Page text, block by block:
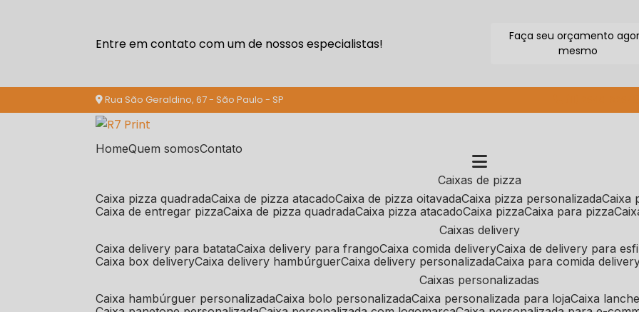
Entre em contato com um de nossos especialistas!
Faça seu orçamento
mesmo
Rua São Geraldino, 67 - São Paulo - SP
Home Quem somos Contato
caixas de pizza
caixa pizza quadrada caixa de pizza atacado caixa de pizza oitavada caixa pizza personalizada
caixa de entregar pizza caixa de pizza quadrada caixa pizza atacado caixa pizza caixa para pizza
caixas delivery
caixa delivery para batata caixa delivery para frango caixa comida delivery caixa de delivery para
caixa box delivery caixa delivery hambúrguer caixa delivery personalizada caixa para comida
caixas personalizadas
caixa hambúrguer personalizada caixa bolo personalizada caixa personalizada para loja caixa